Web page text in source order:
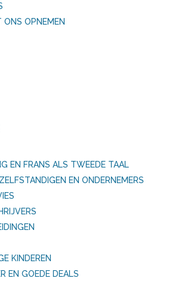
OPNEMEN
EN FRANS ALS TWEEDE TAAL
EN ONDERNEMERS
KINDEREN
EN GOEDE DEALS